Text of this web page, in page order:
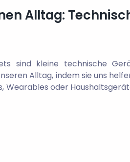
Alltag:
sind kleine technische
Alltag, indem sie uns
oder